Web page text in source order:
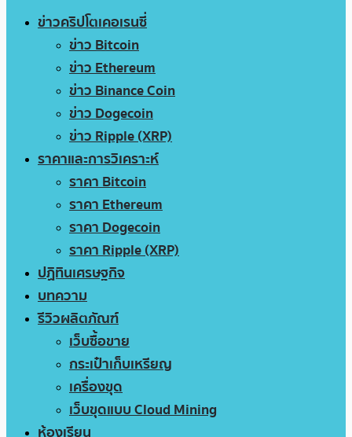
ข่าวคริปโตเคอเรนซี่
ข่าว Bitcoin
ข่าว Ethereum
ข่าว Binance Coin
ข่าว Dogecoin
ข่าว Ripple (XRP)
ราคาและการวิเคราะห์
ราคา Bitcoin
ราคา Ethereum
ราคา Dogecoin
ราคา Ripple (XRP)
ปฏิทินเศรษฐกิจ
บทความ
รีวิวผลิตภัณฑ์
เว็บซื้อขาย
กระเป๋าเก็บเหรียญ
เครื่องขุด
เว็บขุดแบบ Cloud Mining